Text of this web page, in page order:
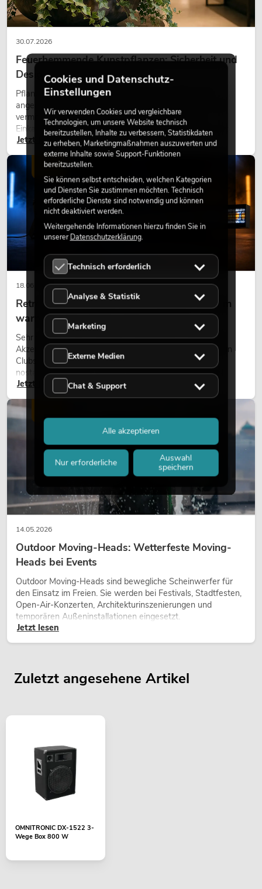
30.07.2026
Feuerhemmende Kunstpflanzen: Sicherheit und
Design perfekt kombiniert
Pflanzen machen Räume lebendig. Sie schaffen eine
angenehme Atmosphäre, verbessern das Ambiente und
vermitteln Natürlichkeit. Ob in Hotels, Restaurants,
Einkaufszentren, Bürogebäuden oder auf Messeständen:
eine hochwertige Begrünung gehört heute längst zum
modernen Raumkonzept.
Jetzt lesen
18.06.2026
Retro-Licht im modernen Lichtdesign: Warum
warmes Licht wieder wirkt
Sehr warmes Licht, sichtbare Leuchtflächen und farbige
Akzente prägen viele aktuelle Lichtdesigns auf Bühnen, in
Clubs und bei Events. Retro-Licht ist dabei kein rein
nostalgischer Effekt, sondern ein bewusst eingesetztes
Gestaltungsmittel: Es schafft Atmosphäre, gibt Szenen
Charakter und kann technische LED-Setups emotionaler
wirken lassen.
Jetzt lesen
LICHT
14.05.2026
Outdoor Moving-Heads: Wetterfeste Moving-
Heads bei Events
Outdoor Moving-Heads sind bewegliche Scheinwerfer für
den Einsatz im Freien. Sie werden bei Festivals, Stadtfesten,
Open-Air-Konzerten, Architekturinszenierungen und
temporären Außeninstallationen eingesetzt.
Jetzt lesen
Zuletzt angesehene Artikel
OMNITRONIC DX-1522 3-
Wege Box 800 W
Cookies und Datenschutz-
Einstellungen
Wir verwenden Cookies und vergleichbare
Technologien, um unsere Website technisch
bereitzustellen, Inhalte zu verbessern, Statistikdaten
zu erheben, Marketingmaßnahmen auszuwerten und
externe Inhalte sowie Support-Funktionen
bereitzustellen.
Sie können selbst entscheiden, welchen Kategorien
und Diensten Sie zustimmen möchten. Technisch
erforderliche Dienste sind notwendig und können
nicht deaktiviert werden.
Weitergehende Informationen hierzu finden Sie in
unsererDatenschutzerklärung.
Technisch erforderlich
Analyse & Statistik
Marketing
Externe Medien
Chat & Support
Nur erforderliche
Auswahl
speichern
Alle akzeptieren